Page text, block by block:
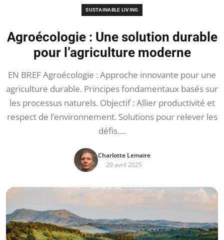
SUSTAINABLE LIVING
Agroécologie : Une solution durable
pour l’agriculture moderne
EN BREF Agroécologie : Approche innovante pour une
agriculture durable. Principes fondamentaux basés sur
les processus naturels. Objectif : Allier productivité et
respect de l’environnement. Solutions pour relever les
défis….
Charlotte Lemaire
29 avril 2025